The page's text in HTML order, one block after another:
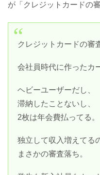
が「クレジットカードの
クレジットカードの審
会社員時代に作ったカ
ヘビーユーザーだし、
滞納したことないし、
2枚は年会費払ってる。
独立して収入増えてる
まさかの審査落ち。